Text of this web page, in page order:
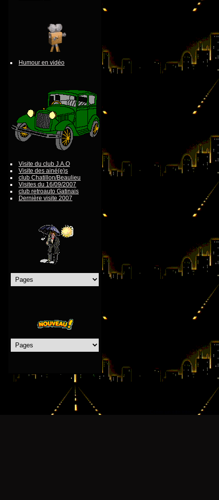
Humour en vidéo
Visite du club J.A.O
Visite des ainé(e)s
club Chatillon/Beaulieu
Visites du 16/09/2007
club retroauto Gatinais
Dernière visite 2007
Créer un site internet avec